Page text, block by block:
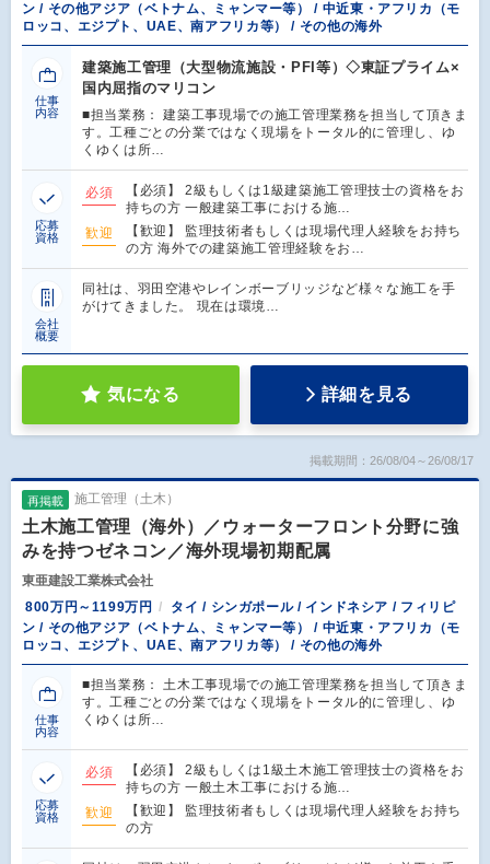
ン / その他アジア（ベトナム、ミャンマー等） / 中近東・アフリカ（モ
ロッコ、エジプト、UAE、南アフリカ等） / その他の海外
仕事
内容
建築施工管理（大型物流施設・PFI等）◇東証プライム×
国内屈指のマリコン
■担当業務： 建築工事現場での施工管理業務を担当して頂きま
す。工種ごとの分業ではなく現場をトータル的に管理し、ゆ
くゆくは所…
応募
資格
必須
【必須】 2級もしくは1級建築施工管理技士の資格をお
持ちの方 一般建築工事における施…
歓迎
【歓迎】 監理技術者もしくは現場代理人経験をお持ち
の方 海外での建築施工管理経験をお…
会社
概要
同社は、羽田空港やレインボーブリッジなど様々な施工を手
がけてきました。 現在は環境…
気になる 詳細を見る
掲載期間：26/08/04～26/08/17
再掲載 施工管理（土木）
土木施工管理（海外）／ウォーターフロント分野に強
みを持つゼネコン／海外現場初期配属
東亜建設工業株式会社
800万円～1199万円
タイ / シンガポール / インドネシア / フィリピ
ン / その他アジア（ベトナム、ミャンマー等） / 中近東・アフリカ（モ
ロッコ、エジプト、UAE、南アフリカ等） / その他の海外
仕事
内容
■担当業務： 土木工事現場での施工管理業務を担当して頂きま
す。工種ごとの分業ではなく現場をトータル的に管理し、ゆ
くゆくは所…
応募
資格
必須
【必須】 2級もしくは1級土木施工管理技士の資格をお
持ちの方 一般土木工事における施…
歓迎
【歓迎】 監理技術者もしくは現場代理人経験をお持ち
の方